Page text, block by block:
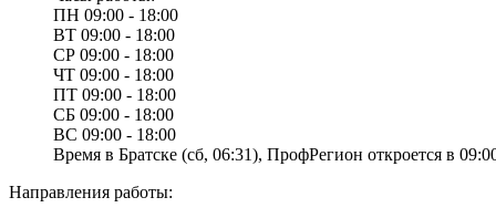
ПН 09:00 - 18:00
ВТ 09:00 - 18:00
СР 09:00 - 18:00
ЧТ 09:00 - 18:00
ПТ 09:00 - 18:00
СБ 09:00 - 18:00
ВС 09:00 - 18:00
Время в Братске (сб, 06:31), ПрофРегион откроется в
Направления работы: